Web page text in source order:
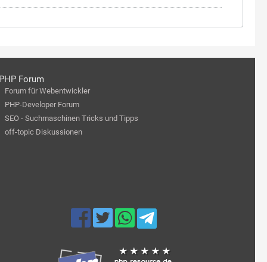
Forum
Forum für Webentwickler
PHP-Developer Forum
SEO - Suchmaschinen Tricks und Tipps
off-topic Diskussionen